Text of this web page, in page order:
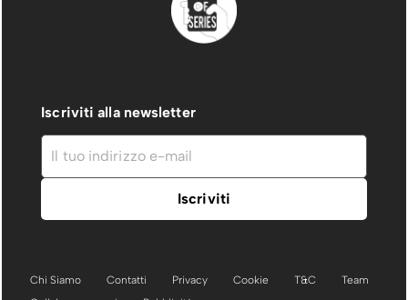
Iscriviti alla newsletter
Chi Siamo Contatti Privacy Cookie T&C
Team